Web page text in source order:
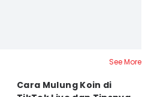
See More
Cara Mulung Koin di